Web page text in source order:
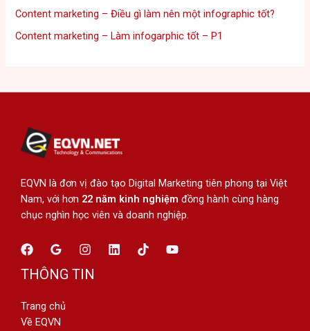
Content marketing – Điều gì làm nên một infographic tốt?
Content marketing – Làm infogarphic tốt – P1
EQVN là đơn vị đào tạo Digital Marketing tiên phong tại Việt
Nam, với hơn 22 năm kinh nghiệm đồng hành cùng hàng
chục nghìn học viên và doanh nghiệp.
THÔNG TIN
Trang chủ
Về EQVN